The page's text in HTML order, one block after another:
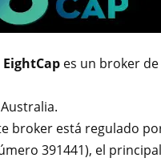
EightCap es un broker
Australia.
broker está regulado
391441), el